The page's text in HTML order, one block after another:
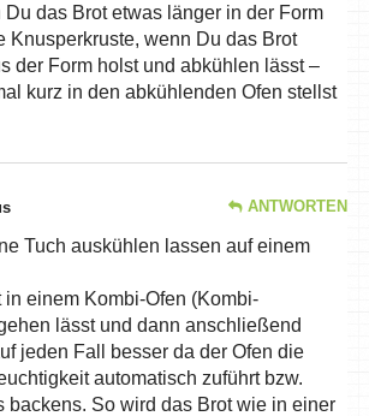
Du das Brot etwas länger in der Form
Knusperkruste, wenn Du das Brot
der Form holst und abkühlen lässt –
kurz in den abkühlenden Ofen stellst
ANTWORTEN
Tuch auskühlen lassen auf einem
einem Kombi-Ofen (Kombi-
lässt und dann anschließend
jeden Fall besser da der Ofen die
automatisch zuführt bzw.
backens. So wird das Brot wie in einer